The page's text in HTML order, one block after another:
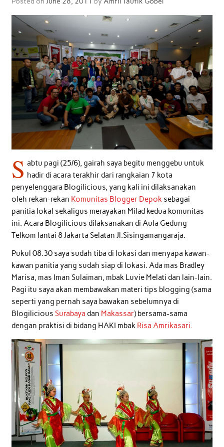
S abtu pagi (25/6), gairah saya begitu menggebu untuk
hadir di acara terakhir dari rangkaian 7 kota
penyelenggara Blogilicious, yang kali ini dilaksanakan
oleh rekan-rekan Komunitas Blogger Depok sebagai
panitia lokal sekaligus merayakan Milad kedua komunitas
ini. Acara Blogilicious dilaksanakan di Aula Gedung
Telkom lantai 8 Jakarta Selatan Jl.Sisingamangaraja.
Pukul 08.30 saya sudah tiba di lokasi dan menyapa kawan-
kawan panitia yang sudah siap di lokasi. Ada mas Bradley
Marisa, mas Iman Sulaiman, mbak Luvie Melati dan lain-lain.
Pagi itu saya akan membawakan materi tips blogging (sama
seperti yang pernah saya bawakan sebelumnya di
Blogilicious Surabaya dan Makassar) bersama-sama
dengan praktisi di bidang HAKI mbak Risa Amrikasari.